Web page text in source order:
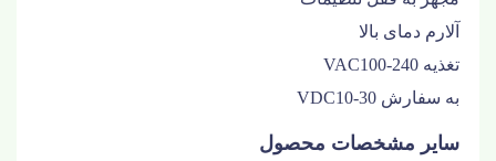
آلارم دمای بالا
تغذیه VAC100-240
به سفارش VDC10-30
سایر مشخصات محصول